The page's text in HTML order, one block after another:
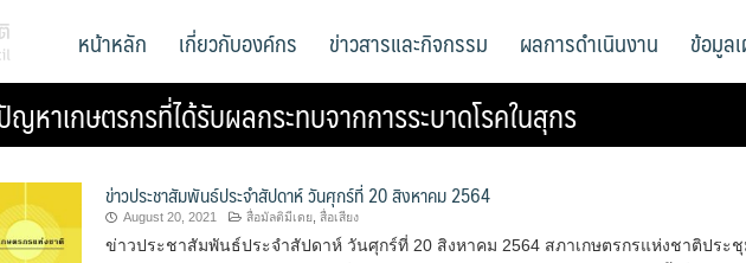
หน้าหลัก เกี่ยวกับองค์กร ข่าวสารและกิจกรรม ผลการดำเนินงาน ข้อมูล
หาเกษตรกรที่ได้รับผลกระทบจากการระบาดโรคในสุกร
ข่าวประชาสัมพันธ์ประจำสัปดาห์ วันศุกร์ที่ 20 สิงหาคม 2564
August 20, 2021 สื่อมัลติมีเดย, สื่อเสียง
ข่าวประชาสัมพันธ์ประจำสัปดาห์ วันศุกร์ที่ 20 สิงหาคม 2564 สภาเกษตรกรแห่งชาติประชุ